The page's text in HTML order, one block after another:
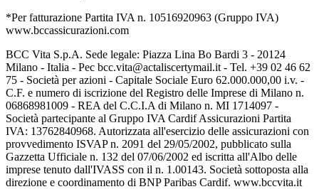
*Per fatturazione Partita IVA n. 10516920963 (Gruppo IVA)
www.bccassicurazioni.com
BCC Vita S.p.A. Sede legale: Piazza Lina Bo Bardi 3 - 20124
Milano - Italia - Pec bcc.vita@actaliscertymail.it - Tel. +39 02 46 62
75 - Società per azioni - Capitale Sociale Euro 62.000.000,00 i.v. -
C.F. e numero di iscrizione del Registro delle Imprese di Milano n.
06868981009 - REA del C.C.I.A di Milano n. MI 1714097 -
Società partecipante al Gruppo IVA Cardif Assicurazioni Partita
IVA: 13762840968. Autorizzata all'esercizio delle assicurazioni con
provvedimento ISVAP n. 2091 del 29/05/2002, pubblicato sulla
Gazzetta Ufficiale n. 132 del 07/06/2002 ed iscritta all'Albo delle
imprese tenuto dall'IVASS con il n. 1.00143. Società sottoposta alla
direzione e coordinamento di BNP Paribas Cardif. www.bccvita.it